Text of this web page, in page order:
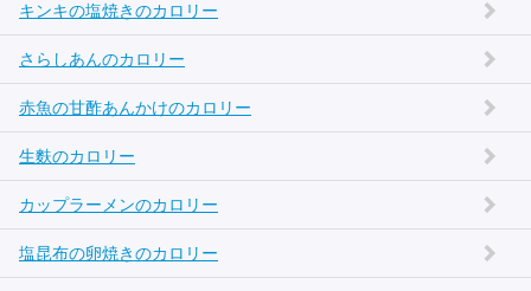
キンキの塩焼きのカロリー
さらしあんのカロリー
赤魚の甘酢あんかけのカロリー
生麩のカロリー
カップラーメンのカロリー
塩昆布の卵焼きのカロリー